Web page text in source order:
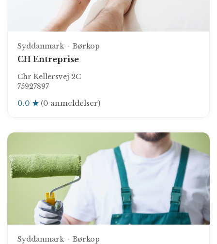
Syddanmark Børkop
CH Entreprise
Chr Kellersvej 2C
75927897
0.0 (0 anmeldelser)
Syddanmark Børkop